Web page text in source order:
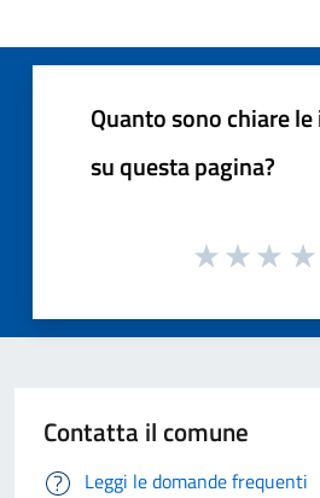
Quanto sono chiare
su questa pagina?
Contatta il comune
Leggi le domande frequenti